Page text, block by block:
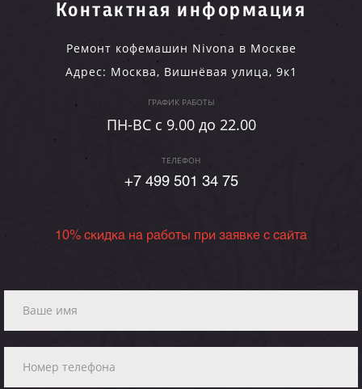
Контактная информация
Ремонт кофемашин Nivona в Москве
Адрес: Москва, Вишнёвая улица, 9к1
ГРАФИК РАБОТЫ
ПН-ВC c 9.00 до 22.00
ТЕЛЕФОН
+7 499 501 34 75
10% скидка на работы при заявке с сайта